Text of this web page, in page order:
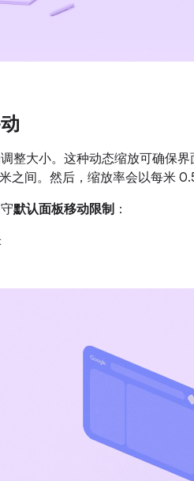
整大小。这种动态缩放可确保
之间。然后，缩放率会以每米
默认面板移动限制 ：